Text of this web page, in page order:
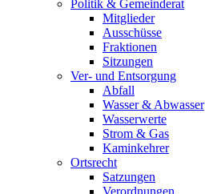
Politik & Gemeinderat
Mitglieder
Ausschüsse
Fraktionen
Sitzungen
Ver- und Entsorgung
Abfall
Wasser & Abwasser
Wasserwerte
Strom & Gas
Kaminkehrer
Ortsrecht
Satzungen
Verordnungen